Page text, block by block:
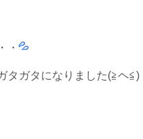
・
タガタになりました(≧ヘ≦)